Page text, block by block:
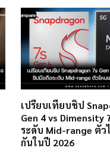
เปรียบเทียบชิป
Gen 4 vs Dimensity
ระดับ Mid-range ตัว
กันในปี 2026